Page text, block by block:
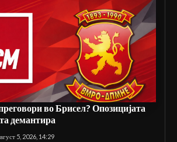
во Брисел? Опозицијата
демантира
5, 2026, 14:29